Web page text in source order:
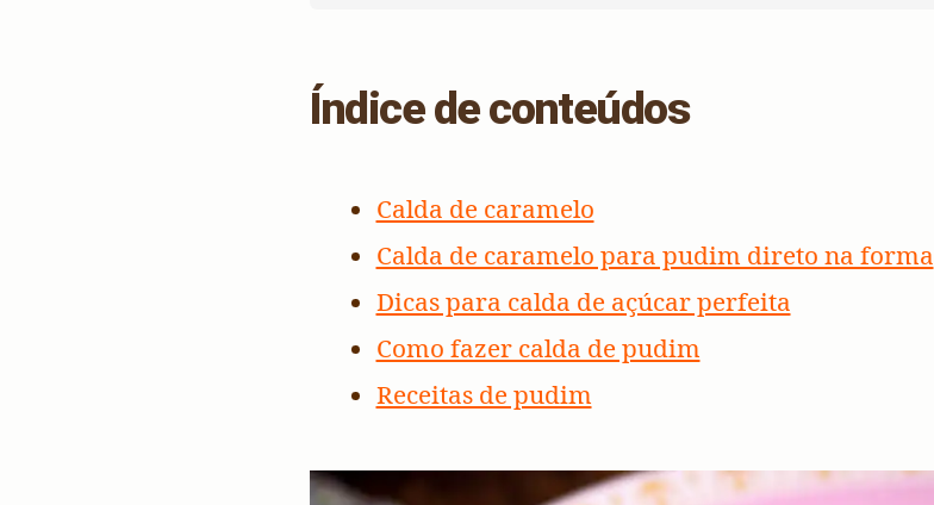
Índice de conteúdos
Calda de caramelo
Calda de caramelo para pudim direto na forma
Dicas para calda de açúcar perfeita
Como fazer calda de pudim
Receitas de pudim